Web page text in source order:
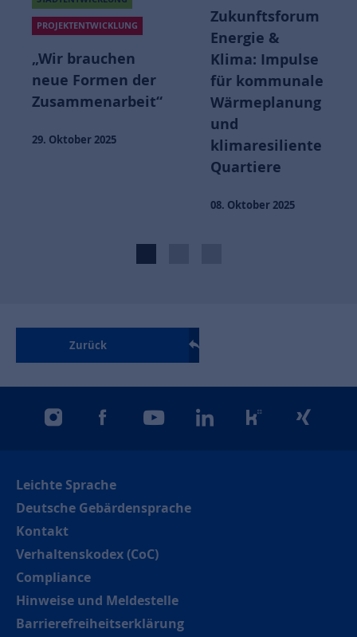
PROJEKTENTWICKLUNG
„Wir brauchen
neue Formen der
Zusammenarbeit“
29. Oktober 2025
Zukunftsforum
Energie &
Klima: Impulse
für kommunale
Wärmeplanung
und
klimaresiliente
Quartiere
08. Oktober 2025
Zurück
instagramfacebookyoutubelinkedinkununuxing
Leichte Sprache
Deutsche Gebärdensprache
Kontakt
Verhaltenskodex (CoC)
Compliance
Hinweise und Meldestelle
Barrierefreiheitserklärung